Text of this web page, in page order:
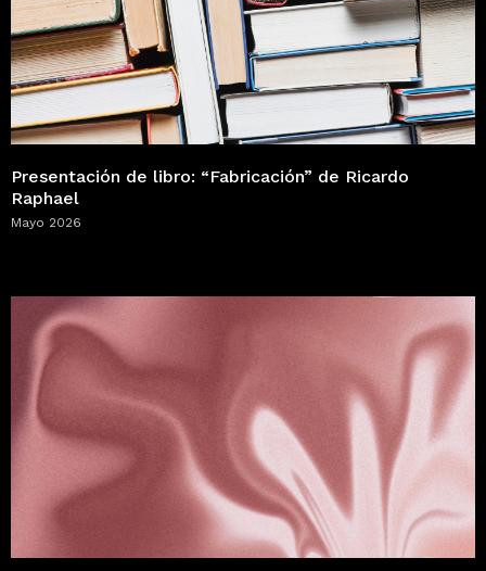
Presentación de libro: “Fabricación” de Ricardo
Raphael
Mayo 2026